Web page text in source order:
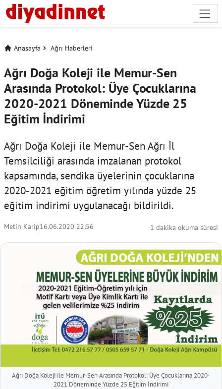
Anasayfa Ağrı Haberleri
Ağrı Doğa Koleji ile Memur-Sen
Arasında Protokol: Üye Çocuklarına
2020-2021 Döneminde Yüzde 25
Eğitim İndirimi
Ağrı Doğa Koleji ile Memur-Sen Ağrı İl
Temsilciliği arasında imzalanan protokol
kapsamında, sendika üyelerinin çocuklarına
2020-2021 eğitim öğretim yılında yüzde 25
eğitim indirimi uygulanacağı bildirildi.
Metin Karip16.06.2020 22:56 1 dakika okuma süresi
Ağrı Doğa Koleji ile Memur-Sen Arasında Protokol: Üye Çocuklarına 2020-
2021 Döneminde Yüzde 25 Eğitim İndirimi